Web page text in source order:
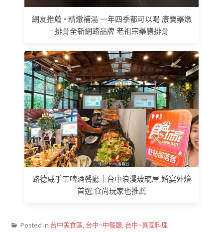
網友推薦 • 精燉補湯 一年四季都可以喝 康寶藥燉
排骨全新網路品牌 老祖宗藥膳排骨
路德威手工啤酒餐廳｜台中浪漫玻璃屋,婚宴外燴
首選,食尚玩家也推薦
Posted in 台中美食區, 台中~中餐廳, 台中~異國料理